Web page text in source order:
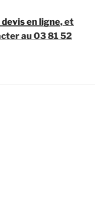
en ligne, et
au 03 81 52